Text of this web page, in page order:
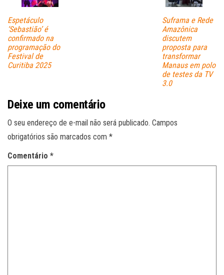
Espetáculo
‘Sebastião’ é
confirmado na
programação do
Festival de
Curitiba 2025
Suframa e Rede
Amazônica
discutem
proposta para
transformar
Manaus em polo
de testes da TV
3.0
Deixe um comentário
O seu endereço de e-mail não será publicado. Campos
obrigatórios são marcados com *
Comentário *